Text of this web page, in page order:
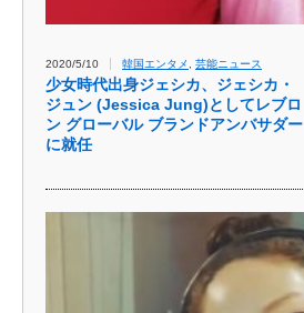
2020/5/10 韓国エンタメ 芸能ニュース
少女時代出身ジェシカ、ジェシカ・
ジュン (Jessica Jung)としてレブロ
ン グローバル ブランドアンバサダー
に就任